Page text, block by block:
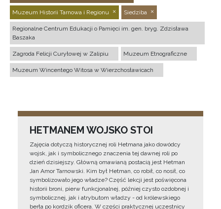
Muzeum Historii Tarnowa i Regionu Siedziba
Regionalne Centrum Edukacji o Pamięci im. gen. bryg. Zdzisława
Baszaka
Zagroda Felicji Curyłowej w Zalipiu Muzeum Etnograficzne
Muzeum Wincentego Witosa w Wierzchosławicach
HETMANEM WOJSKO STOI
Zajęcia dotyczą historycznej roli Hetmana jako dowódcy
wojsk, jak i symbolicznego znaczenia tej dawnej roli po
dzień dzisiejszy. Główną omawianą postacią jest Hetman
Jan Amor Tarnowski. Kim był Hetman, co robił, co nosił, co
symbolizowało jego władze? Część lekcji jest poświęcona
historii broni, pierw funkcjonalnej, później czysto ozdobnej i
symbolicznej, jak i atrybutom władzy - od królewskiego
berła po kordzik oficera. W części praktycznej uczestnicy